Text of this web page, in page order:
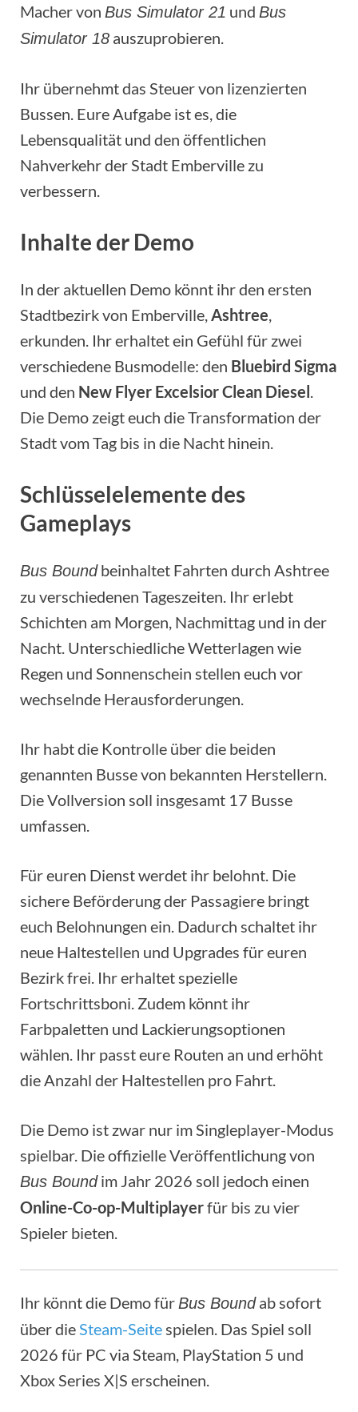
Macher von Bus Simulator 21 und Bus
Simulator 18 auszuprobieren.
Ihr übernehmt das Steuer von lizenzierten
Bussen. Eure Aufgabe ist es, die
Lebensqualität und den öffentlichen
Nahverkehr der Stadt Emberville zu
verbessern.
Inhalte der Demo
In der aktuellen Demo könnt ihr den ersten
Stadtbezirk von Emberville,Ashtree,
erkunden. Ihr erhaltet ein Gefühl für zwei
verschiedene Busmodelle: den Bluebird Sigma
und den New Flyer Excelsior Clean Diesel.
Die Demo zeigt euch die Transformation der
Stadt vom Tag bis in die Nacht hinein.
Schlüsselelemente des
Gameplays
Bus Boundbeinhaltet Fahrten durch Ashtree
zu verschiedenen Tageszeiten. Ihr erlebt
Schichten am Morgen, Nachmittag und in der
Nacht. Unterschiedliche Wetterlagen wie
Regen und Sonnenschein stellen euch vor
wechselnde Herausforderungen.
Ihr habt die Kontrolle über die beiden
genannten Busse von bekannten Herstellern.
Die Vollversion soll insgesamt 17 Busse
umfassen.
Für euren Dienst werdet ihr belohnt. Die
sichere Beförderung der Passagiere bringt
euch Belohnungen ein. Dadurch schaltet ihr
neue Haltestellen und Upgrades für euren
Bezirk frei. Ihr erhaltet spezielle
Fortschrittsboni. Zudem könnt ihr
Farbpaletten und Lackierungsoptionen
wählen. Ihr passt eure Routen an und erhöht
die Anzahl der Haltestellen pro Fahrt.
Die Demo ist zwar nur im Singleplayer-Modus
spielbar. Die offizielle Veröffentlichung von
Bus Boundim Jahr 2026 soll jedoch einen
Online-Co-op-Multiplayerfür bis zu vier
Spieler bieten.
Ihr könnt die Demo für Bus Boundab sofort
über dieSteam-Seitespielen. Das Spiel soll
2026 für PC via Steam, PlayStation 5 und
Xbox Series X|S erscheinen.